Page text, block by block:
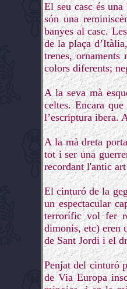
El seu casc és
són una
banyes al casc.
de la plaça
trenes,
colors diferents;
A la seva mà
celtes. Encara
l’escriptura ibera.
A la mà dreta
tot i ser una
recordant l'antic
El cinturó de la
un espectacular
terrorífic vol fer
dimonis, etc) eren
de Sant Jordi i el
Penjat del cinturó
de Via Europa